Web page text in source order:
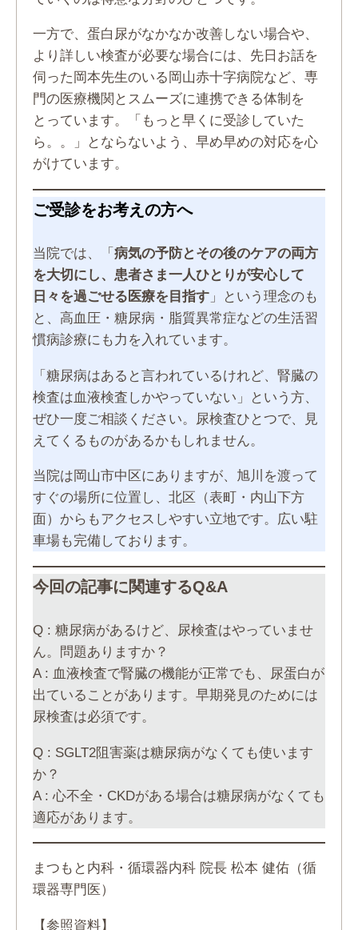
一方で、蛋白尿がなかなか改善しない場合や、
より詳しい検査が必要な場合には、先日お話を
伺った岡本先生のいる岡山赤十字病院など、専
門の医療機関とスムーズに連携できる体制を
とっています。「もっと早くに受診していた
ら。。」とならないよう、早め早めの対応を心
がけています。
ご受診をお考えの方へ
当院では、「 病気の予防とその後のケアの両方
を大切にし、患者さま一人ひとりが安心して
日々を過ごせる医療を目指す」という理念のも
と、高血圧・糖尿病・脂質異常症などの生活習
慣病診療にも力を入れています。
「糖尿病はあると言われているけれど、腎臓の
検査は血液検査しかやっていない」という方、
ぜひ一度ご相談ください。尿検査ひとつで、見
えてくるものがあるかもしれません。
当院は岡山市中区にありますが、旭川を渡って
すぐの場所に位置し、北区（表町・内山下方
面）からもアクセスしやすい立地です。広い駐
車場も完備しております。
今回の記事に関連するQ&A
Q : 糖尿病があるけど、尿検査はやっていませ
ん。問題ありますか？
A : 血液検査で腎臓の機能が正常でも、尿蛋白が
出ていることがあります。早期発見のためには
尿検査は必須です。
Q : SGLT2阻害薬は糖尿病がなくても使います
か？
A : 心不全・CKDがある場合は糖尿病がなくても
適応があります。
まつもと内科・循環器内科 院長 松本 健佑（循
環器専門医）
【参照資料】